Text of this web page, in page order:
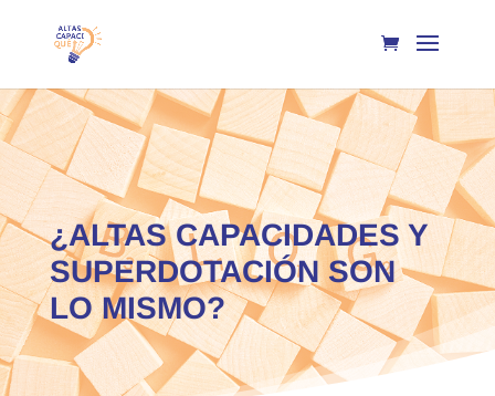
¿ALTAS CAPACIDADES Y
SUPERDOTACIÓN SON
LO MISMO?